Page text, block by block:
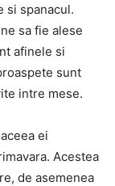
si spanacul.
sa fie alese
afinele si
sunt
intre mese.
ei
Acestea
de asemenea